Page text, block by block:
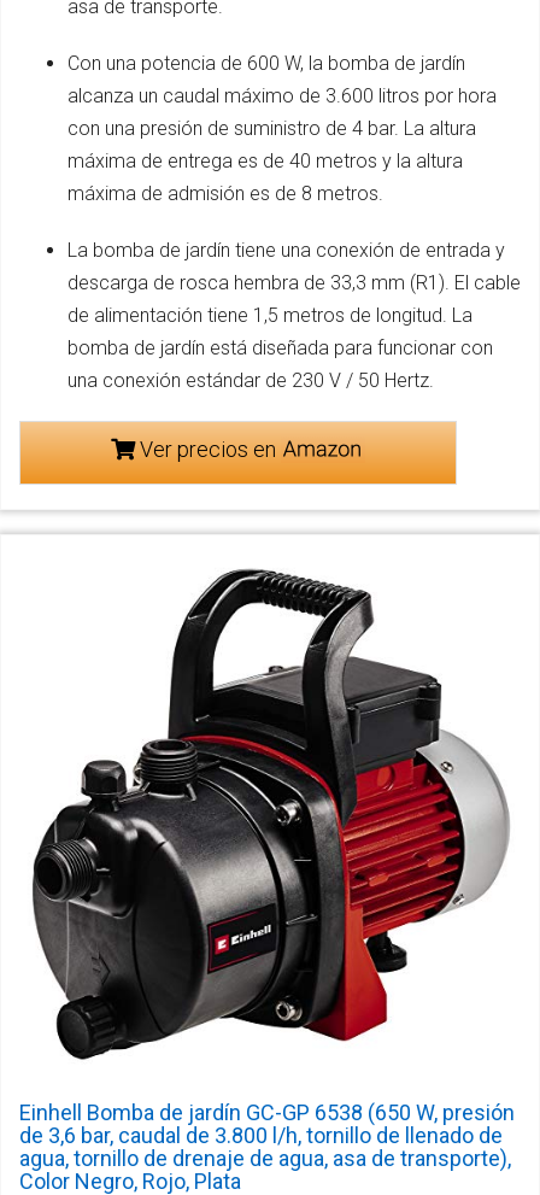
asa de transporte.
Con una potencia de 600 W, la bomba de jardín
alcanza un caudal máximo de 3.600 litros por hora
con una presión de suministro de 4 bar. La altura
máxima de entrega es de 40 metros y la altura
máxima de admisión es de 8 metros.
La bomba de jardín tiene una conexión de entrada y
descarga de rosca hembra de 33,3 mm (R1). El cable
de alimentación tiene 1,5 metros de longitud. La
bomba de jardín está diseñada para funcionar con
una conexión estándar de 230 V / 50 Hertz.
Ver precios en
Einhell Bomba de jardín GC-GP 6538 (650 W, presión
de 3,6 bar, caudal de 3.800 l/h, tornillo de llenado de
agua, tornillo de drenaje de agua, asa de transporte),
Color Negro, Rojo, Plata